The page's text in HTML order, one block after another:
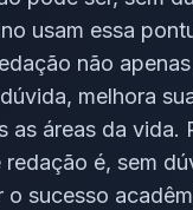
usam essa
não
melhora
as áreas da
é, sem
o sucesso